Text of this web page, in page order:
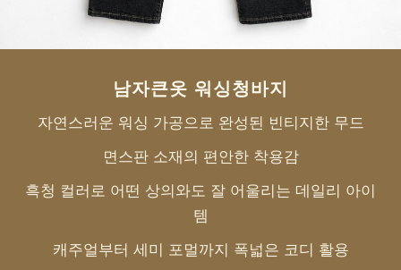
남자큰옷 워싱청바지
자연스러운 워싱 가공으로 완성된 빈티지한 무드
면스판 소재의 편안한 착용감
흑청 컬러로 어떤 상의와도 잘 어울리는 데일리 아이
템
캐주얼부터 세미 포멀까지 폭넓은 코디 활용